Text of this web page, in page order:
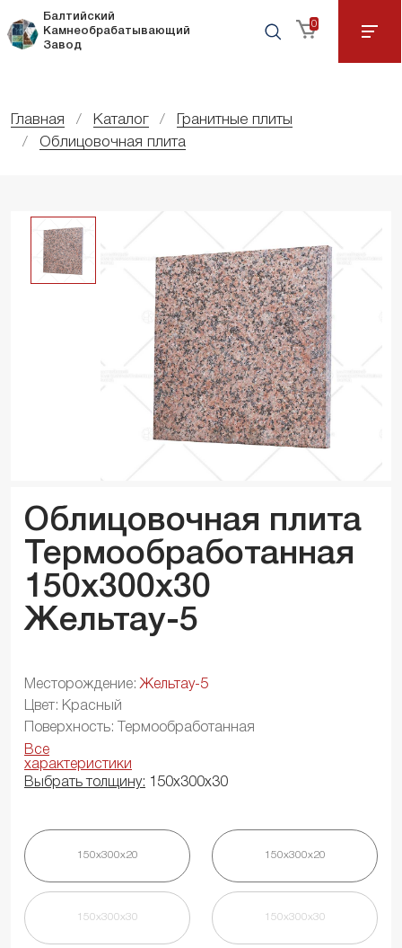
Балтийский
Камнеобрабатывающий
Завод
0
Главная Каталог
Гранитные плиты
Облицовочная плита
Облицовочная плита
Термообработанная
150x300x30
Жельтау-5
Месторождение:Жельтау-5
Цвет: Красный
Поверхность: Термообработанная
Все
характеристики
Выбрать толщину: 150х300х30
150х300х20 150х300х20
150х300х30 150х300х30